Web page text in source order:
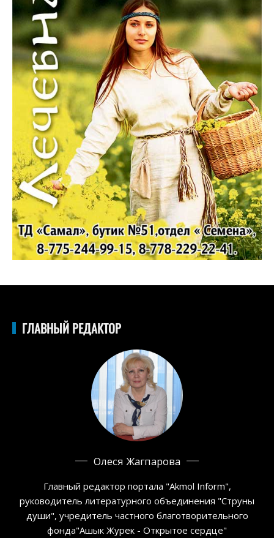
ГЛАВНЫЙ РЕДАКТОР
Олеся Жагпарова
Главный редактор портала "Akmol Inform",
руководитель литературного объединения "Струны
души", учредитель частного благотворительного
фонда"Ашык Журек - Открытое сердце"